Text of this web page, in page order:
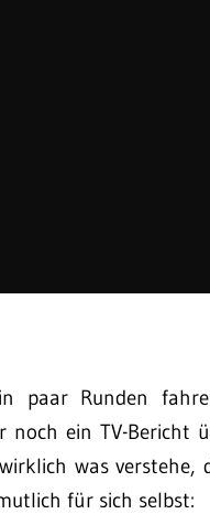
paar Runden
noch ein TV-Bericht
was verstehe,
für sich selbst: